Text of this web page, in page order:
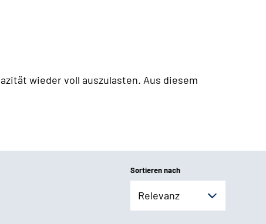
wieder voll auszulasten. Aus diesem
Sortieren nach
Relevanz